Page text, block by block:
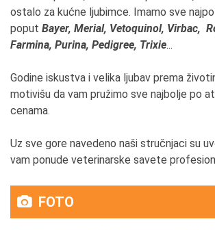
3. Čime se ponosite u Vašem
U trajanju i u poverenju koje imam od
vlasnika životinja, koji i nakon gubitka
4. Koja je tajna Vašeg
osobine, ponašanja ,verovanja ili
5. Koliko je Vaša okolina imala
3 muškarca, suprug svekar i otac
odvažim u tome sto želim.
ostalo za kućne ljubimce. Imamo sve
poput Bayer, Merial, Vetoquinol, Virbac,
Farmina, Purina, Pedigree, Trixie...
Godine iskustva i velika ljubav prema
motivišu da vam pružimo sve najbolje po
cenama.
Uz sve gore navedeno naši stručnjaci su
vam ponude veterinarske savete
FOTO